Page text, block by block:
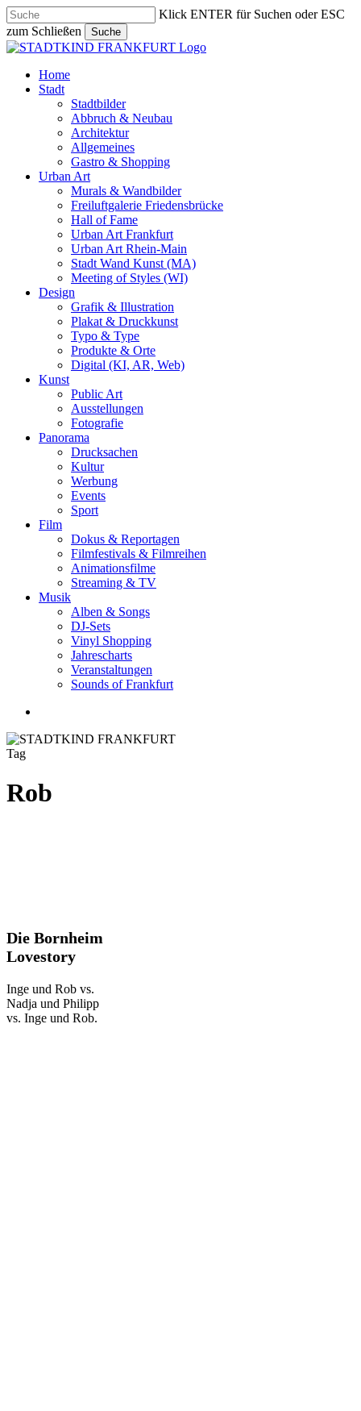
Skip
to
main
content
Klick ENTER für Suchen oder ESC
zum Schließen
Suche
Close
search
Menu
Home
Stadt
Stadtbilder
Abbruch & Neubau
Architektur
Allgemeines
Gastro & Shopping
Urban Art
Murals & Wandbilder
Freiluftgalerie Friedensbrücke
Hall of Fame
Urban Art Frankfurt
Urban Art Rhein-Main
Stadt Wand Kunst (MA)
Meeting of Styles (WI)
Design
Grafik & Illustration
Plakat & Druckkunst
Typo & Type
Produkte & Orte
Digital (KI, AR, Web)
Kunst
Public Art
Ausstellungen
Fotografie
Panorama
Drucksachen
Kultur
Werbung
Events
Sport
Film
Dokus & Reportagen
Filmfestivals & Filmreihen
Animationsfilme
Streaming & TV
Musik
Alben & Songs
DJ-Sets
Vinyl Shopping
Jahrescharts
Veranstaltungen
Sounds of Frankfurt
Tag
Rob
Die
Bornheim
Lovestory
Die Bornheim
Lovestory
Inge und Rob vs.
Nadja und Philipp
vs. Inge und Rob.